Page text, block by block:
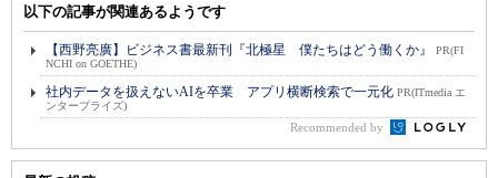
以下の記事が関連あるようです
【西野亮廣】ビジネス書最新刊『北極星 僕たちはどう働くか』
PR(FI
NCHI on GOETHE)
社内データを扱えないAIを卒業 アプリ横断検索で一元化 PR(ITmedia エ
ンタープライズ)
Recommended by